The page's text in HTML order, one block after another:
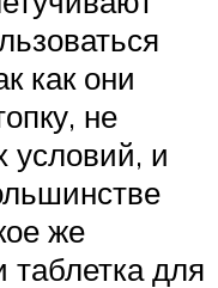
как они
не
условий, и
же
таблетка для